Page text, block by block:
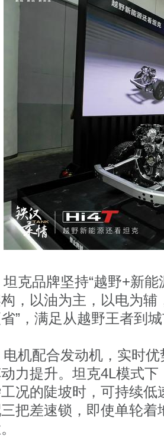
坦克品牌坚持“越野+新
，以油为主，以电为辅
”，满足从越野王者到
电机配合发动机，实时
力提升。坦克4L模式
况的陡坡时，可持续
把差速锁，即使单轮